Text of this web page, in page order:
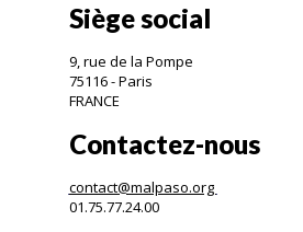
Siège social
9, rue de la Pompe
75116 - Paris
FRANCE
Contactez-nous
contact@malpaso.org
01.75.77.24.00